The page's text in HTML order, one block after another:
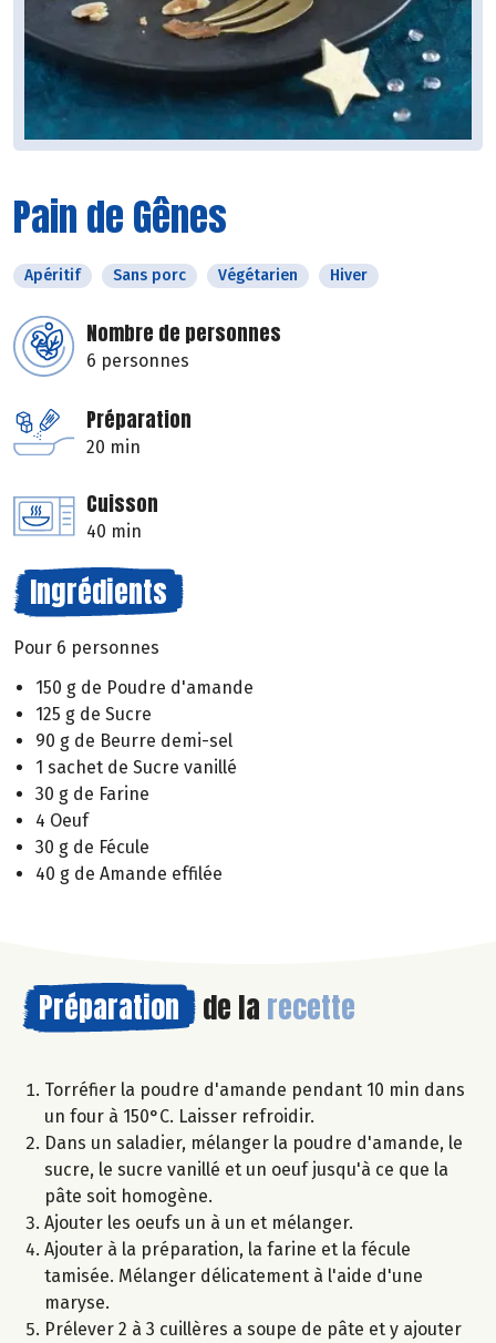
Pain de Gênes
Apéritif Sans porc Végétarien Hiver
Nombre de personnes
6 personnes
Préparation
20 min
Cuisson
40 min
Ingrédients
Pour 6 personnes
150 g de Poudre d'amande
125 g de Sucre
90 g de Beurre demi-sel
1 sachet de Sucre vanillé
30 g de Farine
4 Oeuf
30 g de Fécule
40 g de Amande effilée
Préparation de la recette
Torréfier la poudre d'amande pendant 10 min dans
un four à 150°C. Laisser refroidir.
Dans un saladier, mélanger la poudre d'amande, le
sucre, le sucre vanillé et un oeuf jusqu'à ce que la
pâte soit homogène.
Ajouter les oeufs un à un et mélanger.
Ajouter à la préparation, la farine et la fécule
tamisée. Mélanger délicatement à l'aide d'une
maryse.
Prélever 2 à 3 cuillères a soupe de pâte et y ajouter